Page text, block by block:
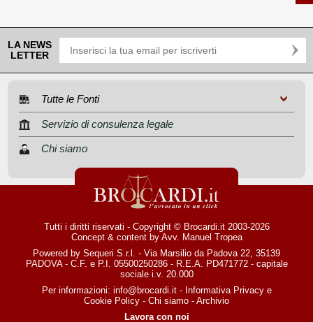
LA NEWS
LETTER
Tutte le Fonti
Servizio di consulenza legale
Chi siamo
Tutti i diritti riservati - Copyright © Brocardi.it 2003-2026
Concept & content by Avv. Manuel Tropea
Powered by Sequeri S.r.l. - Via Marsilio da Padova 22, 35139
PADOVA - C.F. e P.I. 05500250286 - R.E.A. PD471772 - capitale
sociale i.v. 20.000
Per informazioni: info@brocardi.it- Informativa Privacye
Cookie Policy - Chi siamo - Archivio
Lavora con noi